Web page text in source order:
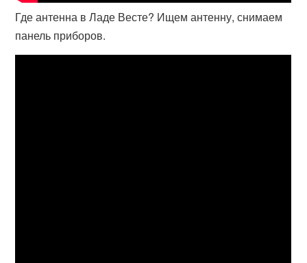
Где антенна в Ладе Весте? Ищем антенну, снимаем
панель приборов.